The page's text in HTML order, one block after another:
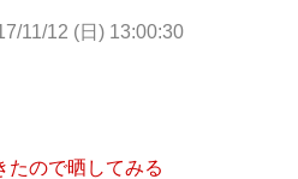
11/12 (日) 13:00:30
たので晒してみる